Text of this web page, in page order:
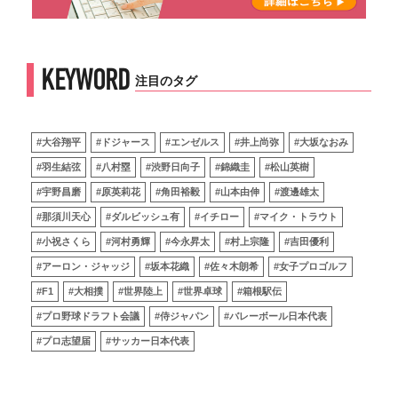
KEYWORD 注目のタグ
#大谷翔平 #ドジャース #エンゼルス #井上尚弥 #大坂なおみ
#羽生結弦 #八村塁 #渋野日向子 #錦織圭 #松山英樹
#宇野昌磨 #原英莉花 #角田裕毅 #山本由伸 #渡邊雄太
#那須川天心 #ダルビッシュ有 #イチロー #マイク・トラウト
#小祝さくら #河村勇輝 #今永昇太 #村上宗隆 #吉田優利
#アーロン・ジャッジ #坂本花織 #佐々木朗希 #女子プロゴルフ
#F1 #大相撲 #世界陸上 #世界卓球 #箱根駅伝
#プロ野球ドラフト会議 #侍ジャパン #バレーボール日本代表
#プロ志望届 #サッカー日本代表